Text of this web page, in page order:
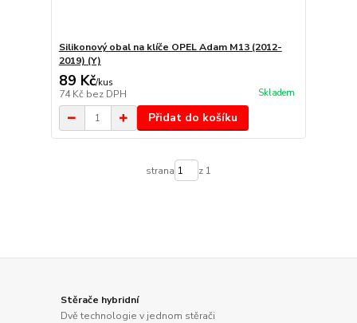
Silikonový obal na klíče OPEL Adam M13 (2012-
2019) (Y)
89 Kč/kus
74 Kč bez DPH Skladem
Přidat do košíku
strana z 1
Stěrače hybridní
Dvě technologie v jednom stěrači